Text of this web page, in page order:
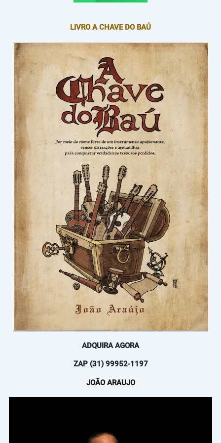
LIVRO A CHAVE DO BAÚ
ADQUIRA AGORA
ZAP (31) 99952-1197
JOÃO ARAUJO